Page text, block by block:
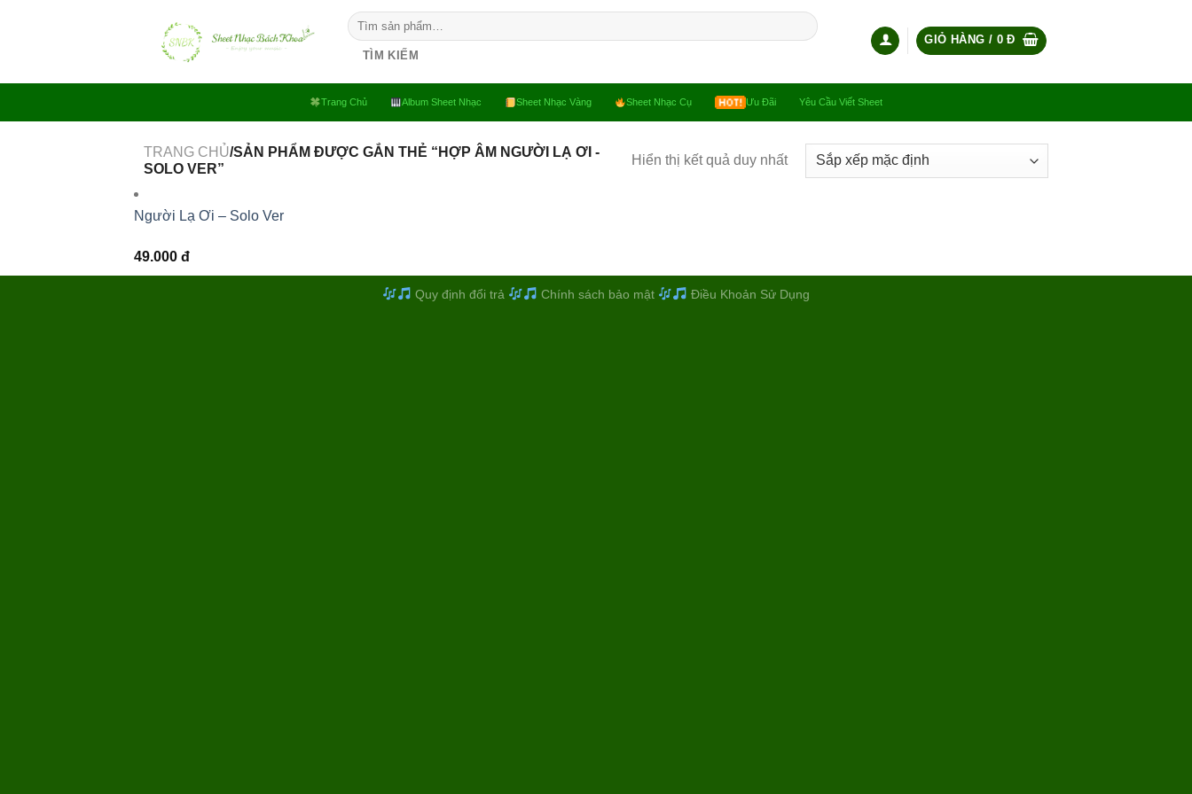
Tìm
kiếm:
TÌM KIẾM
GIỎ HÀNG / 0Đ
Trang Chủ Album Sheet Nhạc Sheet Nhạc Vàng Sheet Nhạc Cụ Ưu Đãi Yêu Cầu Viết Sheet
TRANG CHỦ/SẢN PHẨM ĐƯỢC GẮN THẺ “HỢP ÂM NGƯỜI LẠ ƠI -
SOLO VER”
Hiển thị kết quả duy nhất
Người Lạ Ơi – Solo Ver
49.000 đ
Quy định đổi trả Chính sách bảo mật Điều Khoản Sử Dụng